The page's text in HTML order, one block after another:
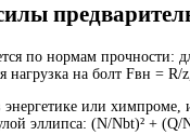
по нормам прочности:
на болт Fвн = R/
энергетике или
эллипса: (N/Nbt)² + (Q/